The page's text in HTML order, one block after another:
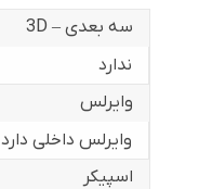
سه بعدی – 3D
ندارد
وایرلس
وایرلس داخلی دارد
اسپیکر